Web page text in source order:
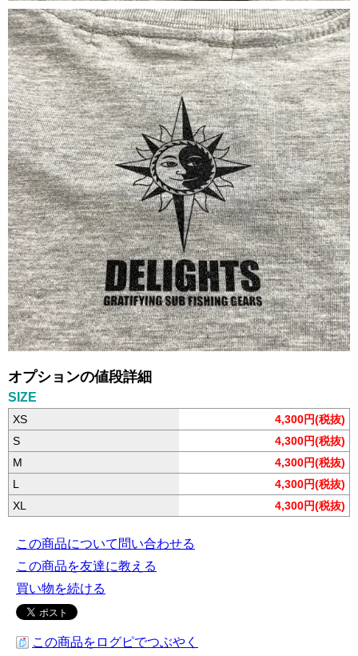
オプションの値段詳細
SIZE
XS
4,300円(税抜)
S
4,300円(税抜)
M
4,300円(税抜)
L
4,300円(税抜)
XL
4,300円(税抜)
この商品について問い合わせる
この商品を友達に教える
買い物を続ける
この商品をログピでつぶやく